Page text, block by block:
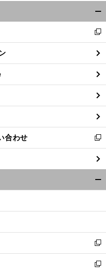
閉
る
新
し
い
ウ
ィ
ン
ド
ウ
で
開
く
合わせ
新
し
い
ウ
ィ
ン
ウ
開
く
新
し
い
新